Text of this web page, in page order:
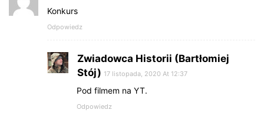
Konkurs
Odpowiedz
Zwiadowca Historii (Bartłomiej
Stój) 17 listopada, 2020 At 12:37
Pod filmem na YT.
Odpowiedz